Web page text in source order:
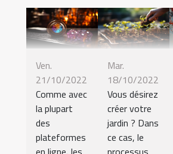
Ven.
21/10/2022
Comme avec
la plupart
des
plateformes
Mar.
18/10/2022
Vous désirez
créer votre
jardin ? Dans
ce cas, le